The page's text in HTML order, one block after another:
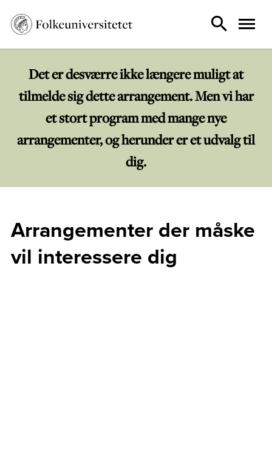
Det er desværre ikke længere muligt at
tilmelde sig dette arrangement. Men vi har
et stort program med mange nye
arrangementer, og herunder er et udvalg til
dig.
Arrangementer der måske
vil interessere dig